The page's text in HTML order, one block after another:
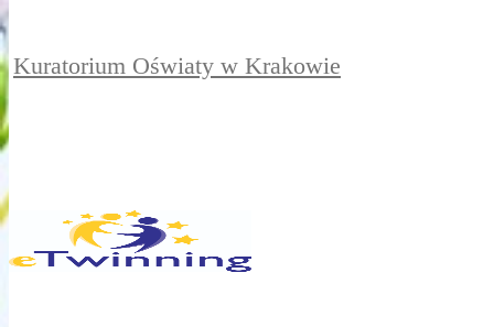
Kuratorium Oświaty w Krakowie